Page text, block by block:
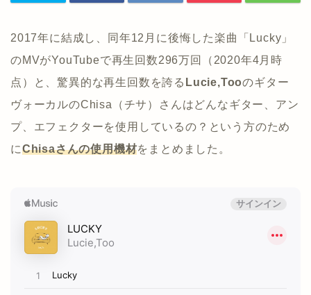
2017年に結成し、同年12月に後悔した楽曲「Lucky」
のMVがYouTubeで再生回数296万回（2020年4月時
点）と、驚異的な再生回数を誇る Lucie,Tooのギター
ヴォーカルのChisa（チサ）さんはどんなギター、アン
プ、エフェクターを使用しているの？という方のため
にChisaさんの使用機材をまとめました。